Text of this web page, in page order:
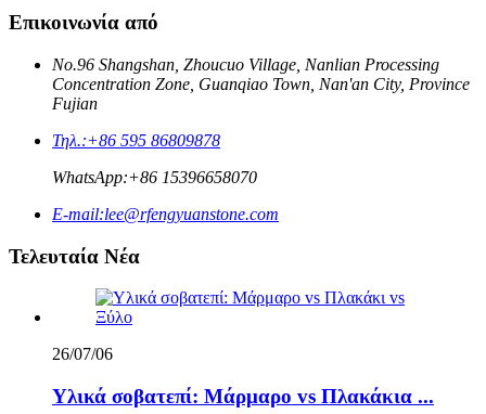
Επικοινωνία από
No.96 Shangshan, Zhoucuo Village, Nanlian Processing
Concentration Zone, Guanqiao Town, Nan'an City, Province
Fujian
Τηλ.:+86 595 86809878
WhatsApp:+86 15396658070
E-mail:lee@rfengyuanstone.com
Τελευταία Νέα
26/07/06
Υλικά σοβατεπί: Μάρμαρο vs Πλακάκια ...